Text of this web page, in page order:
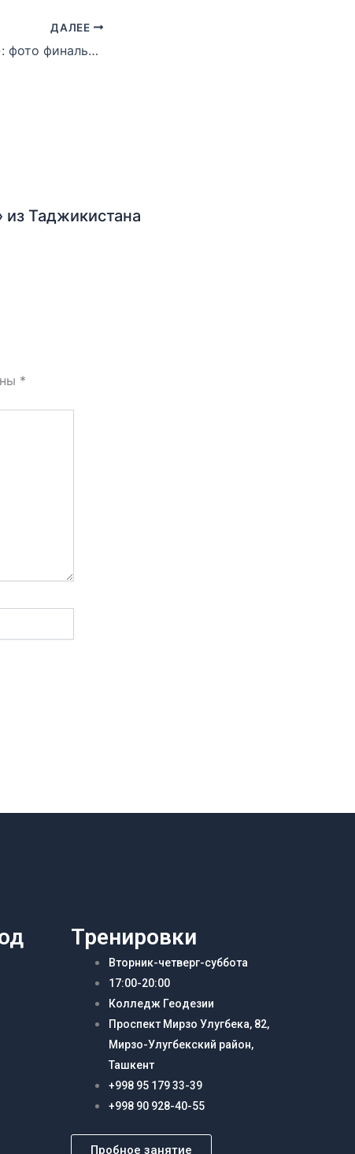
ДАЛЕЕ
«Кубок Дружбы»: фото финального дня
Таджикистана
*
Тренировки
Вторник-четверг-суббота
17:00-20:00
Колледж Геодезии
Проспект Мирзо Улугбека, 82,
Мирзо-Улугбекский район,
Ташкент
+998 95 179 33-39
+998 90 928-40-55
Пробное занятие